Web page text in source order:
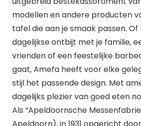
modellen en andere producten
tafel die aan je smaak passen.
dagelijkse ontbijt met je familie,
vrienden of een feestelijke
gaat, Amefa heeft voor elke
stijl het passende design. Met
dagelijks plezier van goed eten
Als “Apeldoornsche
Apeldoorn), in 1931 opgericht